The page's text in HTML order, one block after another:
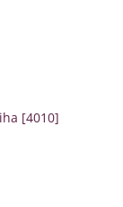
[4010]